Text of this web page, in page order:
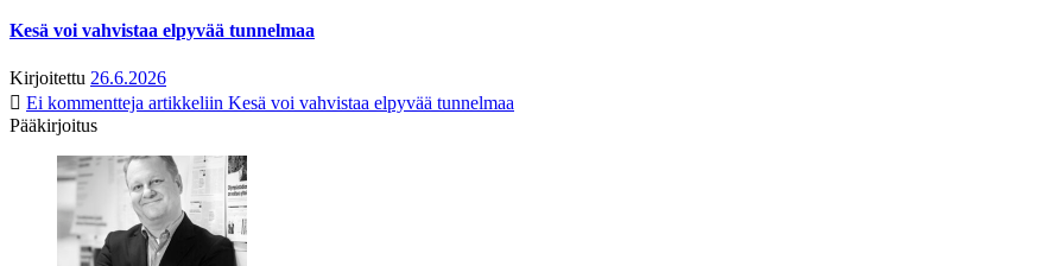
Kesä voi vahvistaa elpyvää tunnelmaa
Kirjoitettu 26.6.2026
Ei kommentteja artikkeliin Kesä voi vahvistaa elpyvää tunnelmaa
Pääkirjoitus